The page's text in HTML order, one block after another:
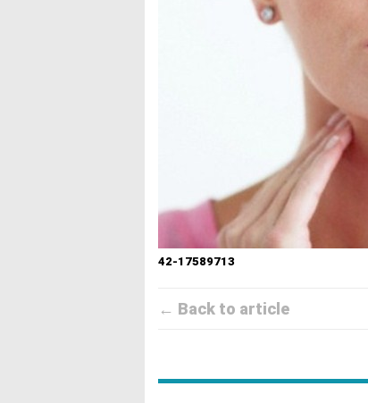
42-17589713
← Back to article